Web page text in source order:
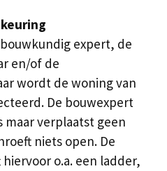
expert, de
en/of de
wordt de woning van
De bouwexpert
maar verplaatst geen
niets open. De
o.a. een ladder,